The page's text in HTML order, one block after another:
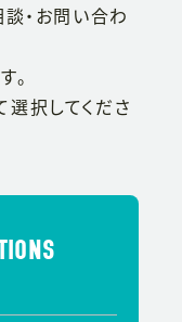
・お問い合わ
。
択してくださ